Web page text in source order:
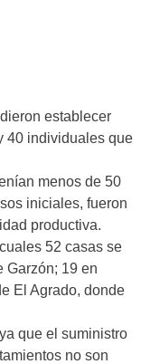
establecer
40 individuales que
menos de 50
iniciales, fueron
productiva.
52 casas se
Garzón; 19 en
El Agrado, donde
que el suministro
no son